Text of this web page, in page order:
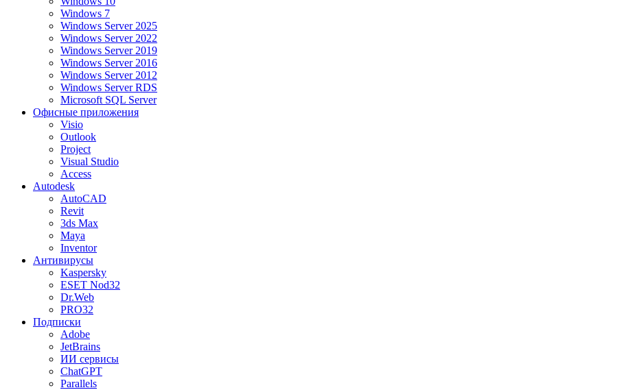
Windows 7
Windows Server 2025
Windows Server 2022
Windows Server 2019
Windows Server 2016
Windows Server 2012
Windows Server RDS
Microsoft SQL Server
Офисные приложения
Visio
Outlook
Project
Visual Studio
Access
Autodesk
AutoCAD
Revit
3ds Max
Maya
Inventor
Антивирусы
Kaspersky
ESET Nod32
Dr.Web
PRO32
Подписки
Adobe
JetBrains
ИИ сервисы
ChatGPT
Parallels